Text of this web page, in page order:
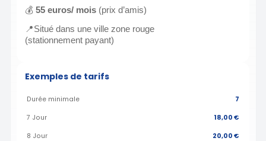
💰 55 euros/ mois (prix d’amis)
📍Situé dans une ville zone rouge
(stationnement payant)
Exemples de tarifs
Durée minimale 7
7 Jour 18,00 €
8 Jour 20,00 €